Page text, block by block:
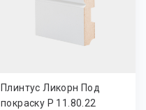
Плинтус Ликорн Под
покраску Р 11.80.22